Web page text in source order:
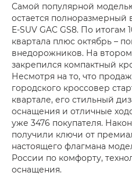
Самой популярной
остается полноразмерный
E-SUV GAC GS8. По итогам
квартала плюс октябрь –
внедорожников. На
закрепился компактный
Несмотря на то, что
городского кроссовер
квартале, его стильный
оснащения и отличные
уже 3476 покупателя.
получили ключи от
настоящего флагмана
России по комфорту,
оснащения.